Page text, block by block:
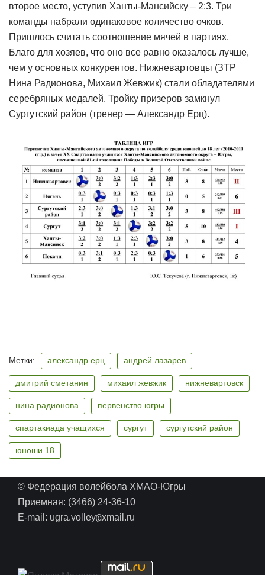
второе место, уступив Ханты-Мансийску – 2:3. Три
команды набрали одинаковое количество очков.
Пришлось считать соотношение мячей в партиях.
Благо для хозяев, что оно все равно оказалось лучше,
чем у основных конкурентов. Нижневартовцы (ЗТР
Нина Радионова, Михаил Жевжик) стали обладателями
серебряных медалей. Тройку призеров замкнул
Сургутский район (тренер — Александр Ерц).
Метки: александр ерц андрей лазарев
дмитрий сметанин михаил жевжик нижневартовск
нина радионова первенство югры
спартакиада учащихся сургут сургутский район
юноши 18
© Федерация волейбола ХМАО-Югры
Приемная: (3466) 24-36-10
E-mail: ugra.volley@xmail.ru